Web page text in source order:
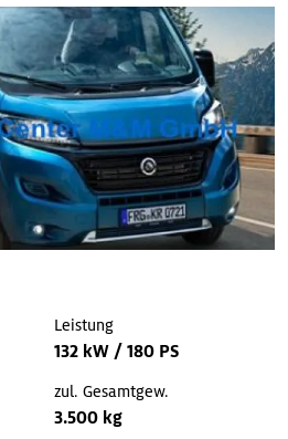
Leistung
132 kW / 180 PS
zul. Gesamtgew.
3.500 kg